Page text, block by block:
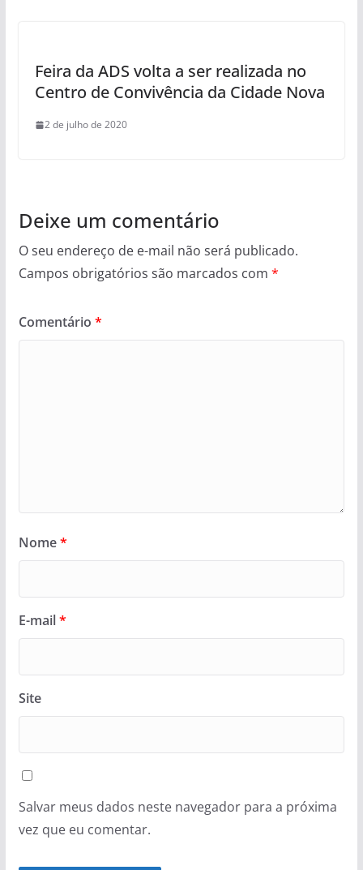
Feira da ADS volta a ser realizada no
Centro de Convivência da Cidade Nova
2 de julho de 2020
Deixe um comentário
O seu endereço de e-mail não será publicado.
Campos obrigatórios são marcados com *
Comentário *
Nome*
E-mail*
Site
Salvar meus dados neste navegador para a próxima
vez que eu comentar.